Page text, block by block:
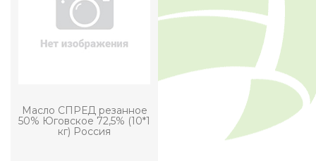
Масло СПРЕД резанное
50% Юговское 72,5% (10*1
кг) Россия